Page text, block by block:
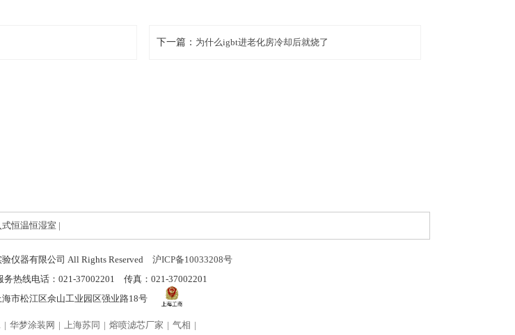
下一篇： 为什么igbt进老化房冷却后就烧了
式恒温恒湿室 |
仪器有限公司 All Rights Reserved 沪ICP备10033208号
热线电话：021-37002201 传真：021-37002201
市松江区佘山工业园区强业路18号
华梦涂装网 上海苏同 熔喷滤芯厂家 气相